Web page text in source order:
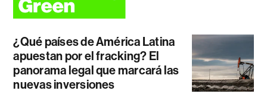
¿Qué países de América Latina
apuestan por el fracking? El
panorama legal que marcará las
nuevas inversiones